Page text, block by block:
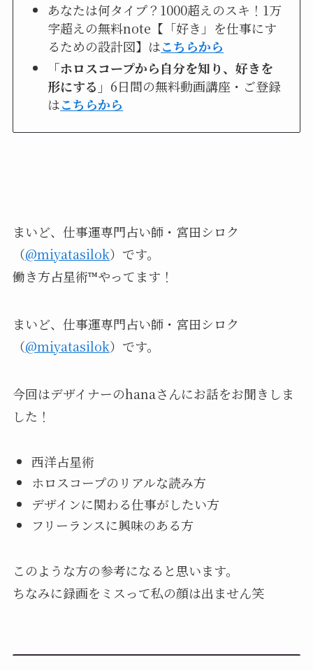
あなたは何タイプ？1000超えのスキ！1万
字超えの無料note【「好き」を仕事にす
るための設計図】はこちらから
「ホロスコープから自分を知り、好きを
形にする」 6日間の無料動画講座・ご登録
はこちらから
まいど、仕事運専門占い師・宮田シロク
（@miyatasilok） です。
働き方占星術™︎やってます！
まいど、仕事運専門占い師・宮田シロク
（@miyatasilok）です。
今回はデザイナーのhanaさんにお話をお聞きしま
した！
西洋占星術
ホロスコープのリアルな読み方
デザインに関わる仕事がしたい方
フリーランスに興味のある方
このような方の参考になると思います。
ちなみに録画をミスって私の顔は出ません笑